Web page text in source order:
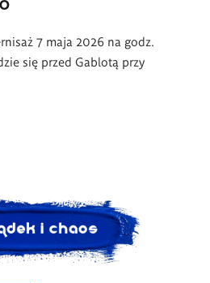
7 maja 2026 na godz.
się przed Gablotą przy